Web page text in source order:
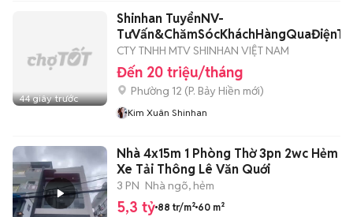
44 giây trước
Shinhan TuyểnNV-
CTY TNHH MTV SHINHAN VIỆT NAM
Đến 20 triệu/tháng
Phường 12 (P. Bảy Hiền mới)
Kim Xuân Shinhan
Nhà 4x15m 1 Phòng Thờ 3pn 2wc Hẻm
Xe Tải Thông Lê Văn Quới
3 PN Nhà ngõ, hẻm
5,3 tỷ 88 tr/m² 60 m²